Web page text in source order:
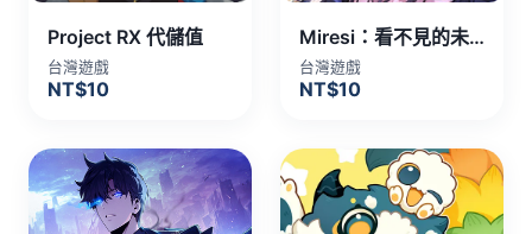
Project RX 代儲值
台灣遊戲
NT$10
Miresi：看不見的未來 代儲值
台灣遊戲
NT$10